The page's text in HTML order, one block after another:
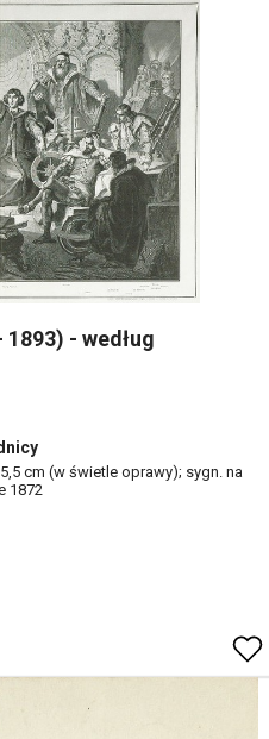
1893) - według
cm (w świetle oprawy); sygn. na
1872